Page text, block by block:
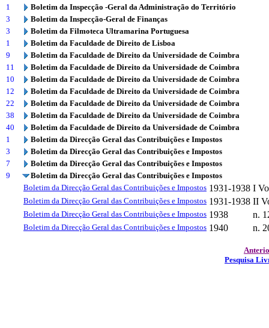
1
Boletim da Inspecção -Geral da Administração do Território
3
Boletim da Inspecção-Geral de Finanças
3
Boletim da Filmoteca Ultramarina Portuguesa
1
Boletim da Faculdade de Direito de Lisboa
9
Boletim da Faculdade de Direito da Universidade de Coimbra
11
Boletim da Faculdade de Direito da Universidade de Coimbra
10
Boletim da Faculdade de Direito da Universidade de Coimbra
12
Boletim da Faculdade de Direito da Universidade de Coimbra
22
Boletim da Faculdade de Direito da Universidade de Coimbra
38
Boletim da Faculdade de Direito da Universidade de Coimbra
40
Boletim da Faculdade de Direito da Universidade de Coimbra
1
Boletim da Direcção Geral das Contribuições e Impostos
3
Boletim da Direcção Geral das Contribuições e Impostos
7
Boletim da Direcção Geral das Contribuições e Impostos
9
Boletim da Direcção Geral das Contribuições e Impostos
Boletim da Direcção Geral das Contribuições e Impostos 1931-1938 I
Boletim da Direcção Geral das Contribuições e Impostos 1931-1938 II
Boletim da Direcção Geral das Contribuições e Impostos 1938 n.
Boletim da Direcção Geral das Contribuições e Impostos 1940 n.
Pesquisa